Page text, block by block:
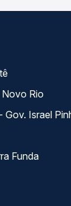
Rio
Israel
Funda